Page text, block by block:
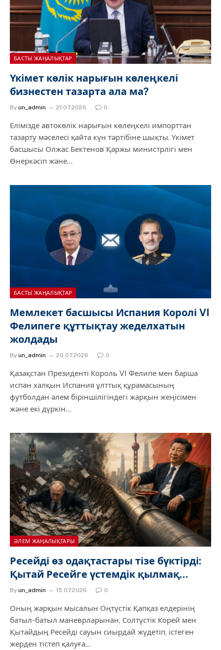
БАСТЫ ЖАҢАЛЫҚТАР
Үкімет көлік нарығын көлеңкелі
бизнестен тазарта ала ма?
By un_admin 21.07.2026 0
Елімізде автокөлік нарығын көлеңкелі импорттан
тазарту мәселесі қайта күн тәртібіне шықты. Үкімет
басшысы Олжас Бектенов Қаржы министрлігі мен
Өнеркәсіп және…
БАСТЫ ЖАҢАЛЫҚТАР
Мемлекет басшысы Испания Королі VI
Фелипеге құттықтау жеделхатын
жолдады
By un_admin 20.07.2026 0
Қазақстан Президенті Король VI Фелипе мен барша
испан халқын Испания ұлттық құрамасының
футболдан әлем біріншілігіндегі жарқын жеңісімен
және екі дүркін…
ӘЛЕМ ЖАҢАЛЫҚТАРЫ
Ресейді өз одақтастары тізе бүктірді:
Қытай Ресейге үстемдік қылмақ…
By un_admin 15.07.2026 0
Оның жарқын мысалын Оңтүстік Қапқаз елдерінің
батыл-батыл маневрларынан, Солтүстік Корей мен
Қытайдың Ресейді сауын сиырдай жүдетіп, істеген
жерден тістеп қалуға…